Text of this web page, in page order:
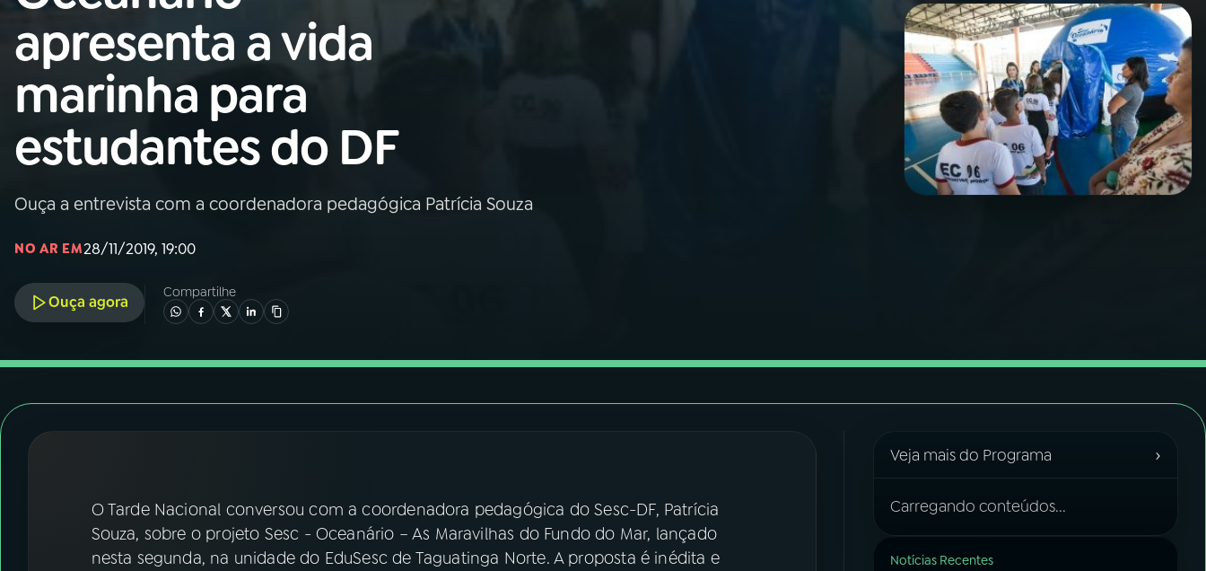
01 INÍCIO
02A RÁDIO
03 PROGRAMAÇÃO
04 PROGRAMAS
ACOMPANHE A RÁDIO NACIONAL
YouTube Facebook
apresenta a vida
marinha para
estudantes do DF
Ouça a entrevista com a coordenadora pedagógica Patrícia Souza
NO AR EM28/11/2019, 19:00
Ouça agora
Compartilhe
O Tarde Nacional conversou com a coordenadora pedagógica do Sesc-DF, Patrícia
Souza, sobre o projeto Sesc - Oceanário – As Maravilhas do Fundo do Mar, lançado
nesta segunda, na unidade do EduSesc de Taguatinga Norte. A proposta é inédita e
Veja mais do Programa ›
Carregando conteúdos...
Notícias Recentes